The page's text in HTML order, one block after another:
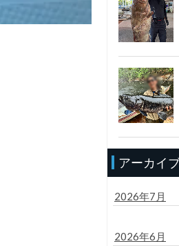
アーカイ
2026年7月
2026年6月